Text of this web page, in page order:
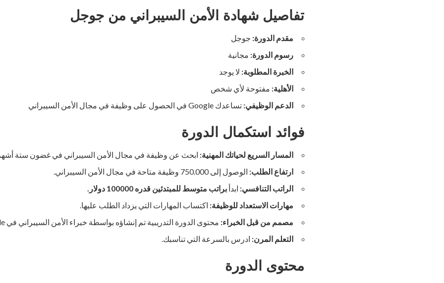
تفاصيل شهادة الأمن السيبراني من جوجل
مقدم الدورة: جوجل
رسوم الدورة: مجانية
الخبرة المطلوبة: لا يوجد
الأهلية: مفتوحة لأي شخص
الدعم الوظيفي: تساعدك Google في الحصول على وظيفة في مجال الأمن السيبراني
فوائد استكمال الدورة
المسار السريع لحياتك المهنية: ابحث عن وظيفة في مجال الأمن السيبراني في غضون ستة
ارتفاع الطلب: الوصول إلى 750.000 وظيفة متاحة في مجال الأمن السيبراني.
الراتب التنافسي: ابدأ براتب متوسط ​​للمبتدئين قدره 100000 دولار.
مهارات الاستعداد للوظيفة: اكتساب المهارات التي يزداد الطلب عليها.
مصمم من قبل الخبراء: محتوى الدورة التدريبية تم إنشاؤه بواسطة خبراء الأمن السيبراني في Google.
التعلم المرن: ادرس بالسرعة التي تناسبك.
محتوى الدورة